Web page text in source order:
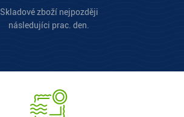
Skladové zboží nejpozději
následujíci prac. den.